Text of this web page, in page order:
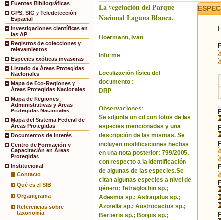
Fuentes Bibliográficas
GPS, SIG y Teledetección
Espacial
Investigaciones científicas en
las AP
Registros de colecciones y
relevamientos
Especies exóticas invasoras
Listado de Áreas Protegidas
Nacionales
Mapa de Eco-Regiones y
Áreas Protegidas Nacionales
Mapa de Regiones
Administrativas y Áreas
Protegidas Nacionales
Mapa del Sistema Federal de
Áreas Protegidas
Documentos de interés
Centro de Formación y
Capacitación en Áreas
Protegidas
Institucional
Contacto
Qué es el SIB
Organigrama
Referencias sobre
taxonomía
La vegetación del Parque
Nacional Laguna Blanca.
Hoermann, Ivan
Informe
Localización física del
documento :
DRP
Observaciones:
Se adjunta un cd con fotos de las
especies mencionadas y una
descripción de las mismas. Se
incluyen modificaciones hechas
en una nota posterior: 799/2005,
con respecto a la identificación
de algunas de las especies.Se
citan algunas especies a nivel de
género: Tetraglochin sp.;
Adesmia sp.; Astragalus sp.;
Azorella sp.; Austrocactus sp.;
Berberis sp.; Boopis sp.;